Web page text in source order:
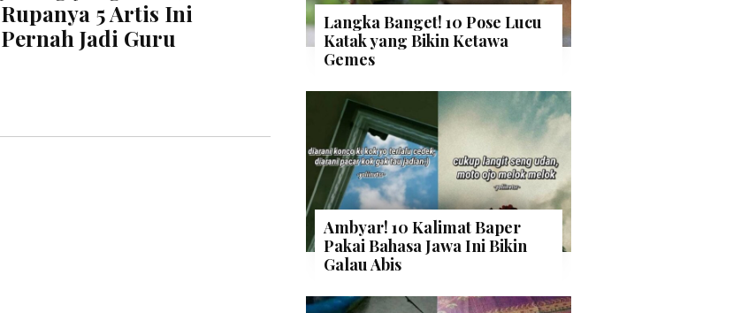
Rupanya 5 Artis Ini
Pernah Jadi Guru
Langka Banget! 10 Pose Lucu
Katak yang Bikin Ketawa
Gemes
Ambyar! 10 Kalimat Baper
Pakai Bahasa Jawa Ini Bikin
Galau Abis